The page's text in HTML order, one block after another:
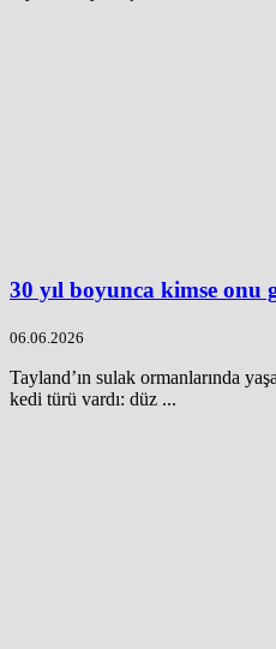
30 yıl boyunca kimse onu
06.06.2026
Tayland’ın sulak ormanlarında
kedi türü vardı: düz ...